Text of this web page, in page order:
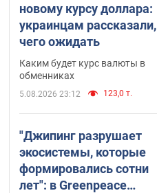
новому курсу доллара:
украинцам рассказали,
чего ожидать
Каким будет курс валюты в
обменниках
5.08.2026 23:12 123,0 т.
"Джипинг разрушает
экосистемы, которые
формировались сотни
лет": в Greenpeace